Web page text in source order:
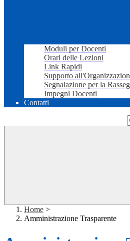
Moduli per Docenti
Orari delle Lezioni
Link Rapidi
Supporto
Segnalazione per la
Impegni Docenti
Contatti
Home >
Amministrazione Trasparente